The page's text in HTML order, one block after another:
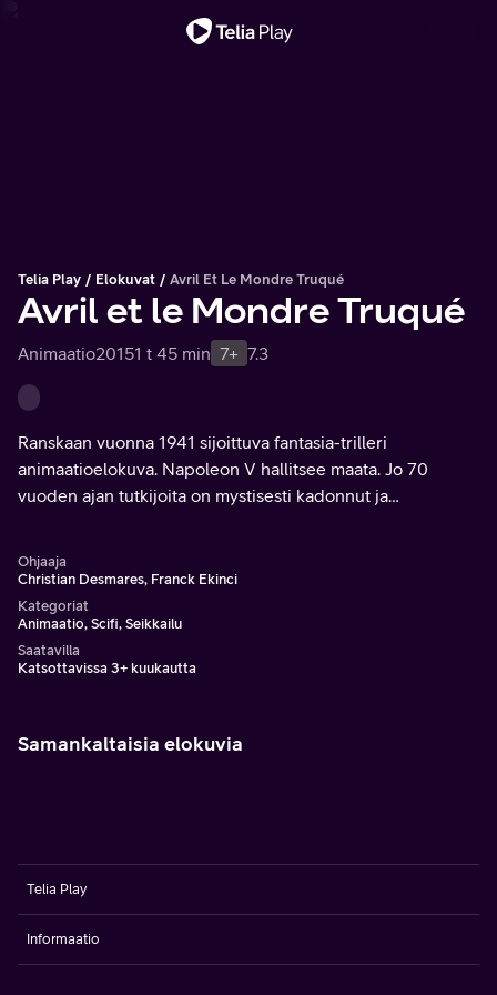
Telia Play Elokuvat Avril Et Le Mondre Truqué
Avril et le Mondre Truqué
Animaatio20151 t 45 min 7+ 7.3
Ranskaan vuonna 1941 sijoittuva fantasia-trilleri
animaatioelokuva. Napoleon V hallitsee maata. Jo 70
vuoden ajan tutkijoita on mystisesti kadonnut ja
Ohjaaja
Christian Desmares, Franck Ekinci
Kategoriat
Animaatio, Scifi, Seikkailu
Saatavilla
Katsottavissa 3+ kuukautta
Samankaltaisia elokuvia
Telia Play
Informaatio